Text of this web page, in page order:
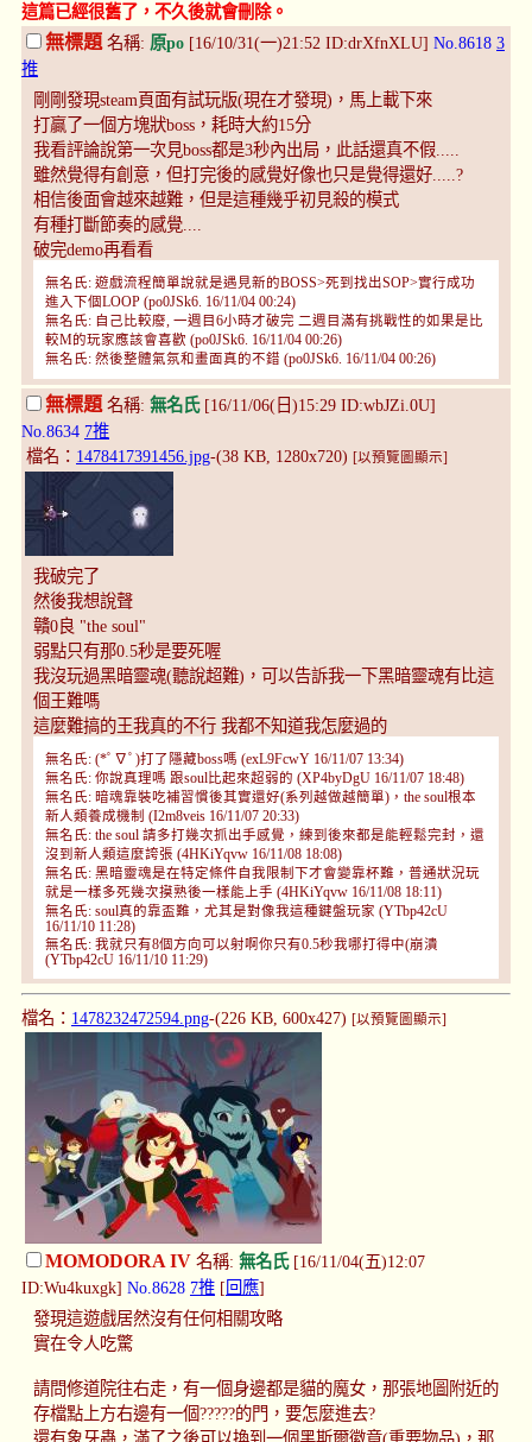
這篇已經很舊了，不久後就會刪除。
無標題 名稱: 原po [16/10/31(一)21:52 ID:drXfnXLU] No.8618 3
推
剛剛發現steam頁面有試玩版(現在才發現)，馬上載下來
打贏了一個方塊狀boss，耗時大約15分
我看評論說第一次見boss都是3秒內出局，此話還真不假.....
雖然覺得有創意，但打完後的感覺好像也只是覺得還好.....?
相信後面會越來越難，但是這種幾乎初見殺的模式
有種打斷節奏的感覺....
破完demo再看看
無名氏: 遊戲流程簡單說就是遇見新的BOSS>死到找出SOP>實行成功
進入下個LOOP (po0JSk6. 16/11/04 00:24)
無名氏: 自己比較廢, 一週目6小時才破完 二週目滿有挑戰性的如果是比
較M的玩家應該會喜歡 (po0JSk6. 16/11/04 00:26)
無名氏: 然後整體氣氛和畫面真的不錯 (po0JSk6. 16/11/04 00:26)
無標題名稱: 無名氏[16/11/06(日)15:29 ID:wbJZi.0U]
No.8634 7推
檔名： 1478417391456.jpg-(38 KB, 1280x720) [以預覽圖顯示]
我破完了
然後我想說聲
贛0良 "the soul"
弱點只有那0.5秒是要死喔
我沒玩過黑暗靈魂(聽說超難)，可以告訴我一下黑暗靈魂有比這
個王難嗎
這麼難搞的王我真的不行 我都不知道我怎麼過的
無名氏: (*ﾟ∇ﾟ)打了隱藏boss嗎 (exL9FcwY 16/11/07 13:34)
無名氏: 你說真理嗎 跟soul比起來超弱的 (XP4byDgU 16/11/07 18:48)
無名氏: 暗魂靠裝吃補習慣後其實還好(系列越做越簡單)，the soul根本
新人類養成機制 (I2m8veis 16/11/07 20:33)
無名氏: the soul 請多打幾次抓出手感覺，練到後來都是能輕鬆完封，還
沒到新人類這麼誇張 (4HKiYqvw 16/11/08 18:08)
無名氏: 黑暗靈魂是在特定條件自我限制下才會變靠杯難，普通狀況玩
就是一樣多死幾次摸熟後一樣能上手 (4HKiYqvw 16/11/08 18:11)
無名氏: soul真的靠盃難，尤其是對像我這種鍵盤玩家 (YTbp42cU
16/11/10 11:28)
無名氏: 我就只有8個方向可以射啊你只有0.5秒我哪打得中(崩潰
(YTbp42cU 16/11/10 11:29)
檔名： 1478232472594.png-(226 KB, 600x427) [以預覽圖顯示]
MOMODORA IV 名稱: 無名氏[16/11/04(五)12:07
ID:Wu4kuxgk] No.8628 7推 [ 回應]
發現這遊戲居然沒有任何相關攻略
實在令人吃驚
請問修道院往右走，有一個身邊都是貓的魔女，那張地圖附近的
存檔點上方右邊有一個?????的門，要怎麼進去?